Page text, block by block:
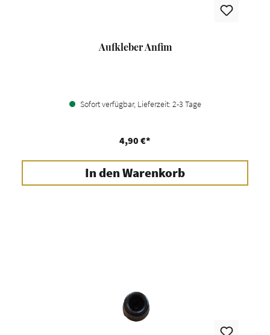
Aufkleber Anfim
Sofort verfügbar, Lieferzeit: 2-3 Tage
4,90 €*
In den Warenkorb